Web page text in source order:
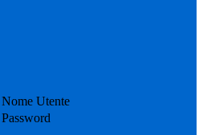
Nome Utente
Password